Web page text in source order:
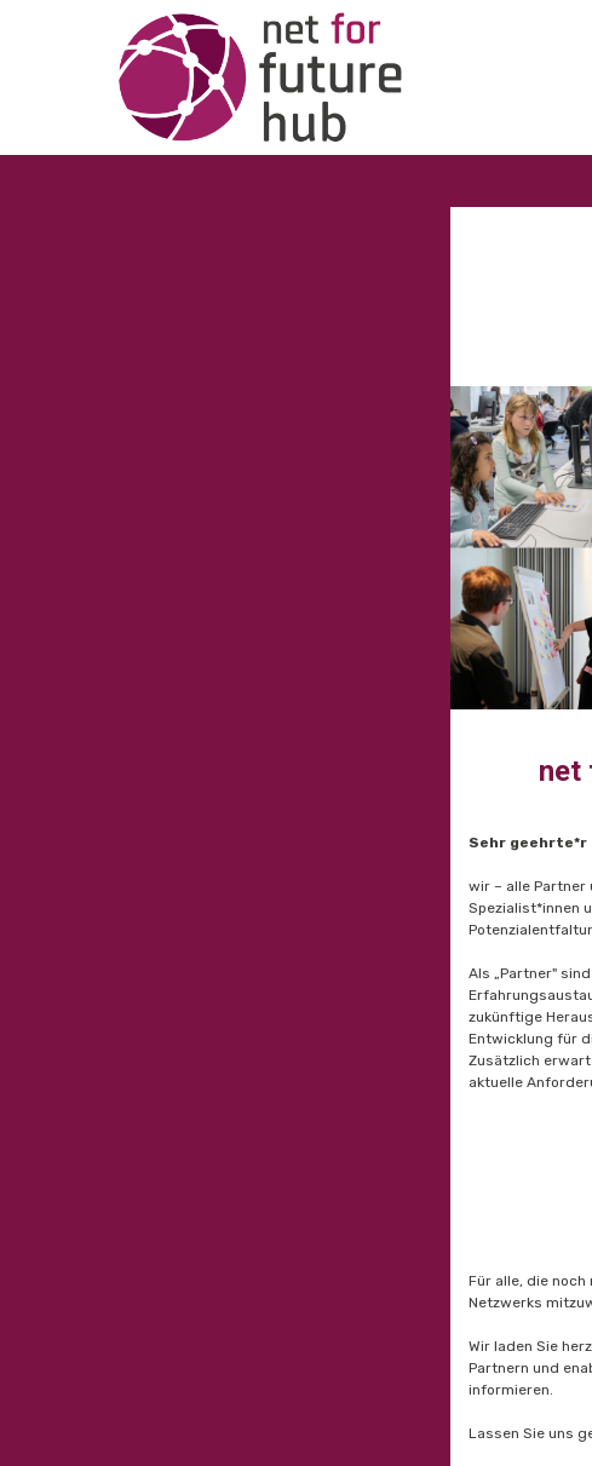
net
Sehr
wir – alle Partner
Spezialist*innen
Als „Partner"
zukünftige
Entwicklung für
Zusätzlich
aktuelle
Für alle, die
Netzwerks
Wir laden Sie
Partnern und
informieren.
Lassen Sie uns